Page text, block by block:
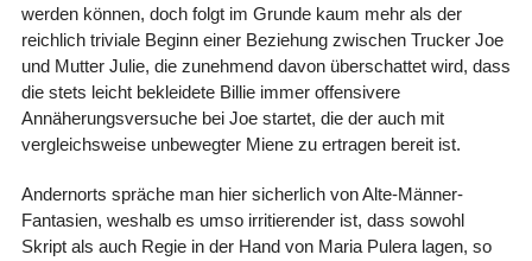
werden können, doch folgt im Grunde kaum mehr als der
reichlich triviale Beginn einer Beziehung zwischen Trucker Joe
und Mutter Julie, die zunehmend davon überschattet wird, dass
die stets leicht bekleidete Billie immer offensivere
Annäherungsversuche bei Joe startet, die der auch mit
vergleichsweise unbewegter Miene zu ertragen bereit ist.
Andernorts spräche man hier sicherlich von Alte-Männer-
Fantasien, weshalb es umso irritierender ist, dass sowohl
Skript als auch Regie in der Hand von Maria Pulera lagen, so